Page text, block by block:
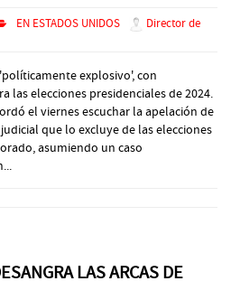
EN ESTADOS UNIDOS
Director de
explosivo', con
las elecciones presidenciales de 2024.
el viernes escuchar la apelación de
que lo excluye de las elecciones
asumiendo un caso
LAS ARCAS DE